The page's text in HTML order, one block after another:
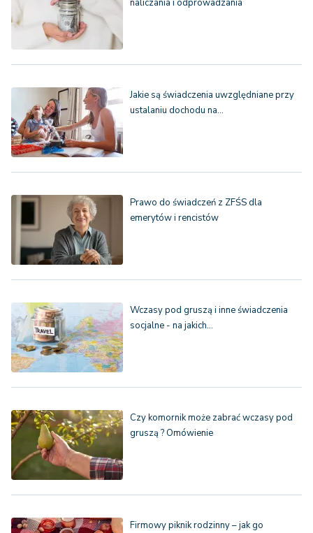
naliczania i odprowadzania
Jakie są świadczenia uwzględniane przy
ustalaniu dochodu na…
Prawo do świadczeń z ZFŚS dla
emerytów i rencistów
Wczasy pod gruszą i inne świadczenia
socjalne - na jakich…
Czy komornik może zabrać wczasy pod
gruszą ? Omówienie
Firmowy piknik rodzinny – jak go